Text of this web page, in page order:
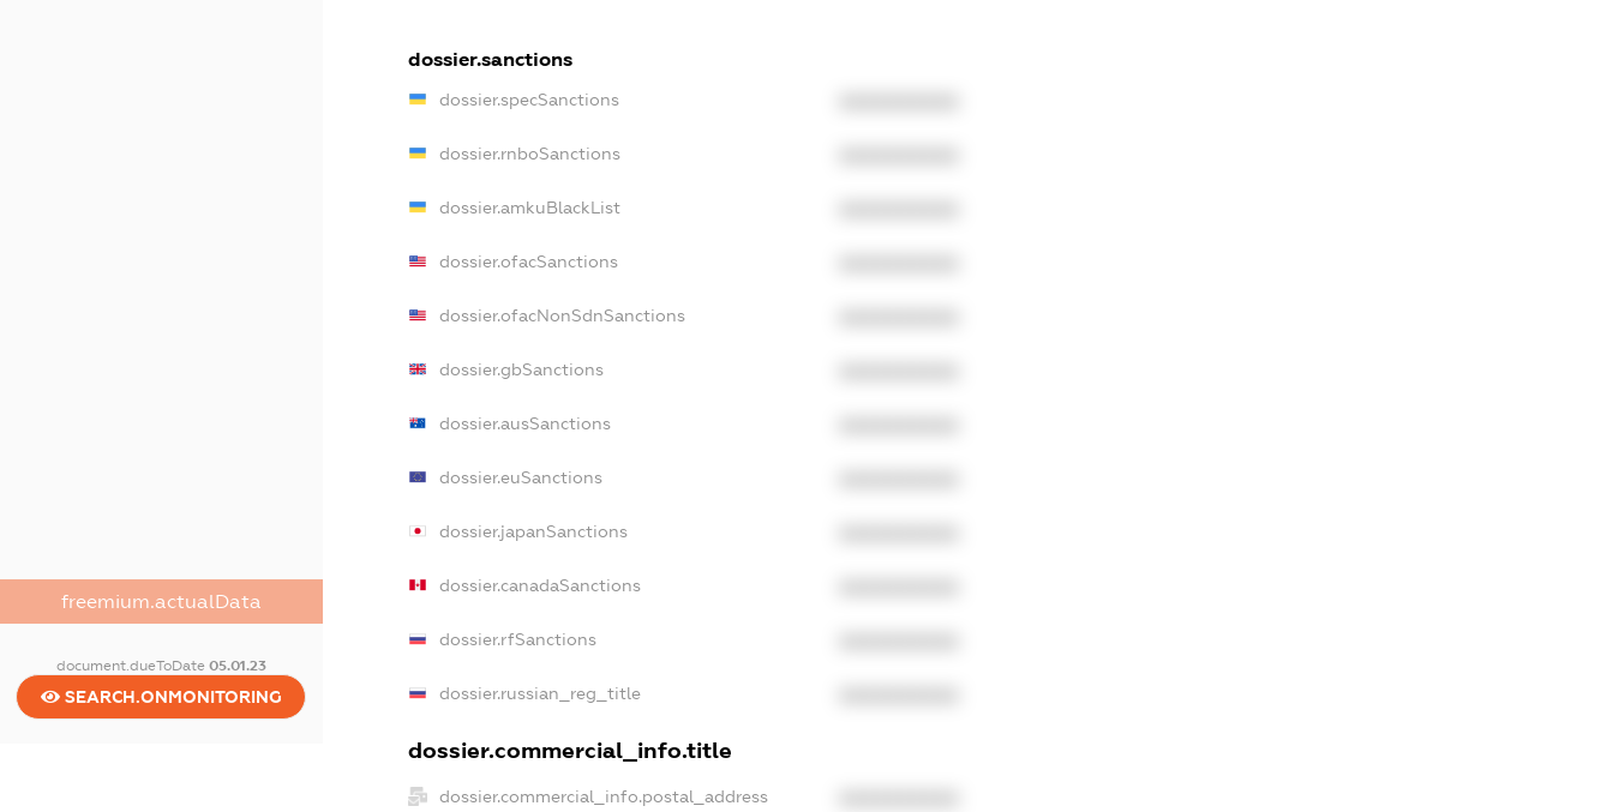
freemium.actualData
document.dueToDate 05.01.23
SEARCH.ONMONITORING
dossier.sanctions
dossier.specSanctions
dossier.rnboSanctions
dossier.amkuBlackList
dossier.ofacSanctions
dossier.ofacNonSdnSanctions
dossier.gbSanctions
dossier.ausSanctions
dossier.euSanctions
dossier.japanSanctions
dossier.canadaSanctions
dossier.rfSanctions
dossier.russian_reg_title
dossier.commercial_info.title
dossier.commercial_info.postal_address